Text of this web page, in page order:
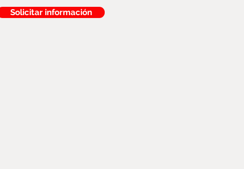
Solicitar información